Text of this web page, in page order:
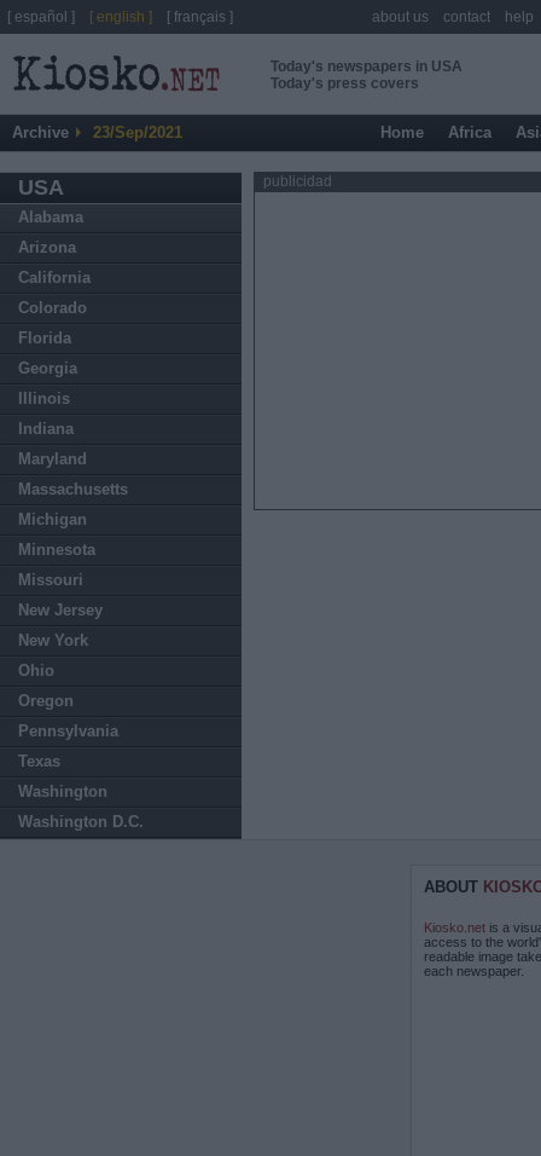
Today's newspapers in USA
Today's press covers
Archive 23/Sep/2021 Home Africa
USA
Alabama
Arizona
California
Colorado
Florida
Georgia
Illinois
Indiana
Maryland
Massachusetts
Michigan
Minnesota
Missouri
New Jersey
New York
Ohio
Oregon
Pennsylvania
Texas
Washington
Washington D.C.
publicidad
ABOUT
Kiosko.net is a
access to the
readable image
each newspaper.
[ español ] [ english ] [ français ] about us contact help